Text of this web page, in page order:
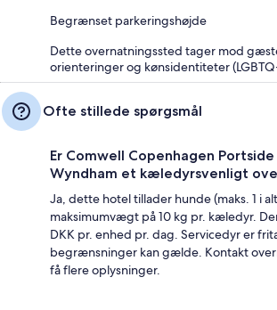
Begrænset parkeringshøjde
Dette overnatningssted tager mod
orienteringer og kønsidentiteter
Ofte stillede spørgsmål
Er Comwell Copenhagen
Wyndham et kæledyrsvenligt
Ja, dette hotel tillader hunde (maks. 1 i
maksimumvægt på 10 kg pr. kæledyr.
DKK pr. enhed pr. dag. Servicedyr er
begrænsninger kan gælde. Kontakt
få flere oplysninger.